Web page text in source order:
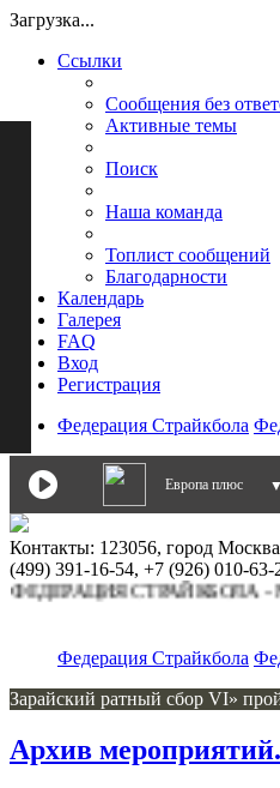
Загрузка...
Ссылки
Сообщения без
Активные темы
Поиск
Наша команда
Топлист сообщений
Благодарности
Календарь
Галерея
FAQ
Вход
Регистрация
Федерация Страйкбола
Европа плюс ▼
Контакты: 123056, город
(499) 391-16-54, +7 (926) 010-63-
СТРАЙКБОЛА -
Федерация Страйкбола
Зарайский ратный сбор VI»
Архив мероприятий.